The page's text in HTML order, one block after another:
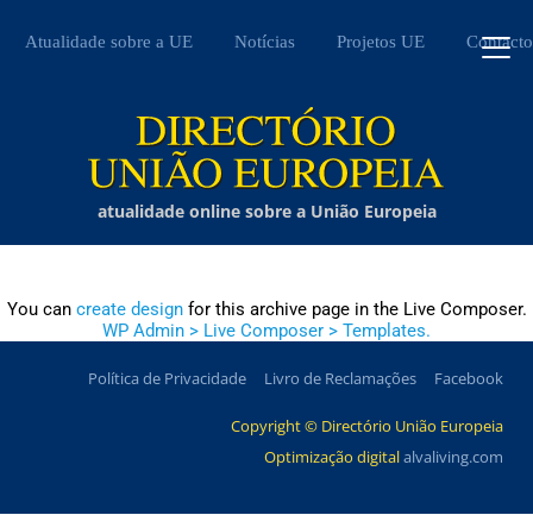
Atualidade sobre a UE Notícias Projetos UE Contacto
atualidade online sobre a União Europeia
You can create designfor this archive page in the Live Composer.
WP Admin > Live Composer > Templates.
Política de Privacidade Livro de Reclamações Facebook
Copyright © Directório União Europeia
Optimização digitalalvaliving.com